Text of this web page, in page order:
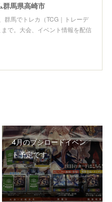
群馬県高崎市
群馬でトレカ（TCG｜トレーデ
で。大会、イベント情報を配信
4月のブシロードイベン
ト予定です